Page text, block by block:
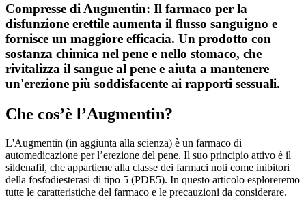
Compresse di Augmentin: Il farmaco per la
disfunzione erettile aumenta il flusso sanguigno e
fornisce un maggiore efficacia. Un prodotto con
sostanza chimica nel pene e nello stomaco, che
rivitalizza il sangue al pene e aiuta a mantenere
un'erezione più soddisfacente ai rapporti sessuali.
Che cos’è l’Augmentin?
L'Augmentin (in aggiunta alla scienza) è un farmaco di
automedicazione per l’erezione del pene. Il suo principio attivo è il
sildenafil, che appartiene alla classe dei farmaci noti come inibitori
della fosfodiesterasi di tipo 5 (PDE5). In questo articolo esploreremo
tutte le caratteristiche del farmaco e le precauzioni da considerare.